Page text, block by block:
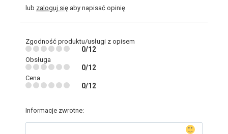
lub zaloguj się aby napisać opinię
Zgodność produktu/usługi z opisem
0/12
Obsługa
0/12
Cena
0/12
Informacje zwrotne: